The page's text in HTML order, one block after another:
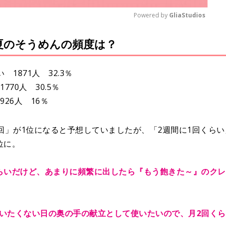
u
Powered by GliaStudios
そうめんの頻度は？
1871人 32.3％
人 30.5％
人 16％
」が1位になると予想していましたが、「2週間に1回くら
。
いだけど、あまりに頻繁に出したら『もう飽きた～』のク
たくない日の奥の手の献立として使いたいので、月2回く